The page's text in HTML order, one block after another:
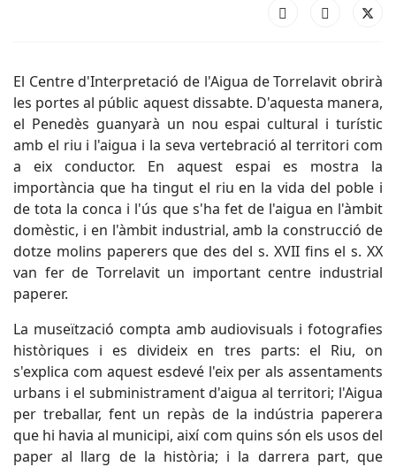
El Centre d'Interpretació de l'Aigua de Torrelavit obrirà
les portes al públic aquest dissabte. D'aquesta manera,
el Penedès guanyarà un nou espai cultural i turístic
amb el riu i l'aigua i la seva vertebració al territori com
a eix conductor. En aquest espai es mostra la
importància que ha tingut el riu en la vida del poble i
de tota la conca i l'ús que s'ha fet de l'aigua en l'àmbit
domèstic, i en l'àmbit industrial, amb la construcció de
dotze molins paperers que des del s. XVII fins el s. XX
van fer de Torrelavit un important centre industrial
paperer.
La museïtzació compta amb audiovisuals i fotografies
històriques i es divideix en tres parts: el Riu, on
s'explica com aquest esdevé l'eix per als assentaments
urbans i el subministrament d'aigua al territori; l'Aigua
per treballar, fent un repàs de la indústria paperera
que hi havia al municipi, així com quins són els usos del
paper al llarg de la història; i la darrera part, que